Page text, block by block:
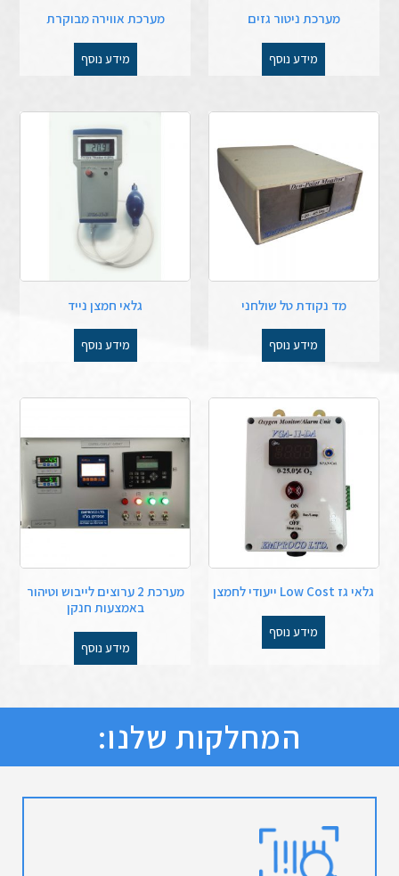
מערכת ניטור גזים
מידע נוסף
מערכת אווירה מבוקרת
מידע נוסף
מד נקודת טל שולחני
מידע נוסף
גלאי חמצן נייד
מידע נוסף
גלאי גז Low Cost ייעודי לחמצן
מידע נוסף
מערכת 2 ערוצים לייבוש וטיהור
באמצעות חנקן
מידע נוסף
המחלקות שלנו: